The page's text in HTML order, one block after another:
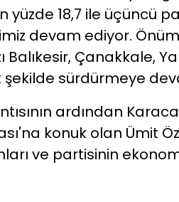
yüzde 18,7 ile üçüncü
devam ediyor.
Balıkesir, Çanakkale,
şekilde sürdürmeye
ardından
konuk olan Ümit
ve partisinin